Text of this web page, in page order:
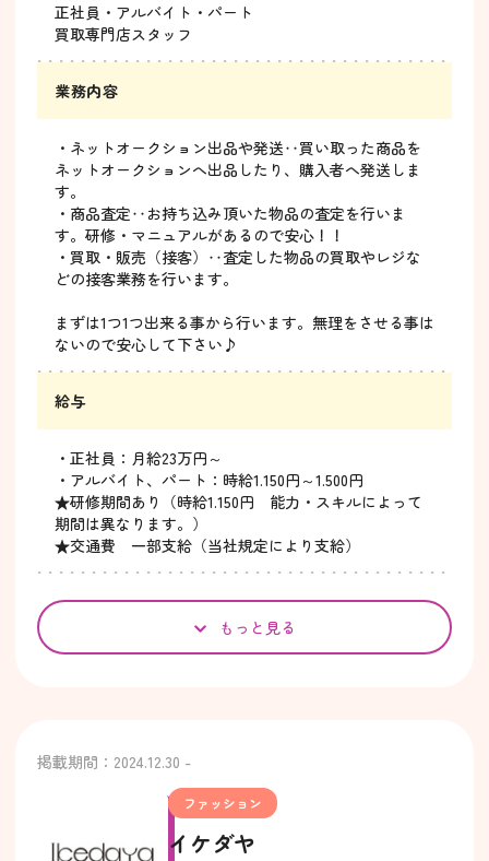
正社員・アルバイト・パート
買取専門店スタッフ
業務内容
・ネットオークション出品や発送‥買い取った商品を
ネットオークションへ出品したり、購入者へ発送しま
す。
・商品査定‥お持ち込み頂いた物品の査定を行いま
す。研修・マニュアルがあるので安心！！
・買取・販売（接客）‥査定した物品の買取やレジな
どの接客業務を行います。
まずは1つ1つ出来る事から行います。無理をさせる事は
ないので安心して下さい♪
給与
・正社員：月給23万円～
・アルバイト、パート：時給1.150円～1.500円
★研修期間あり（時給1.150円 能力・スキルによって
期間は異なります。）
★交通費 一部支給（当社規定により支給）
もっと見る
掲載期間：2024.12.30 -
ファッション
イケダヤ